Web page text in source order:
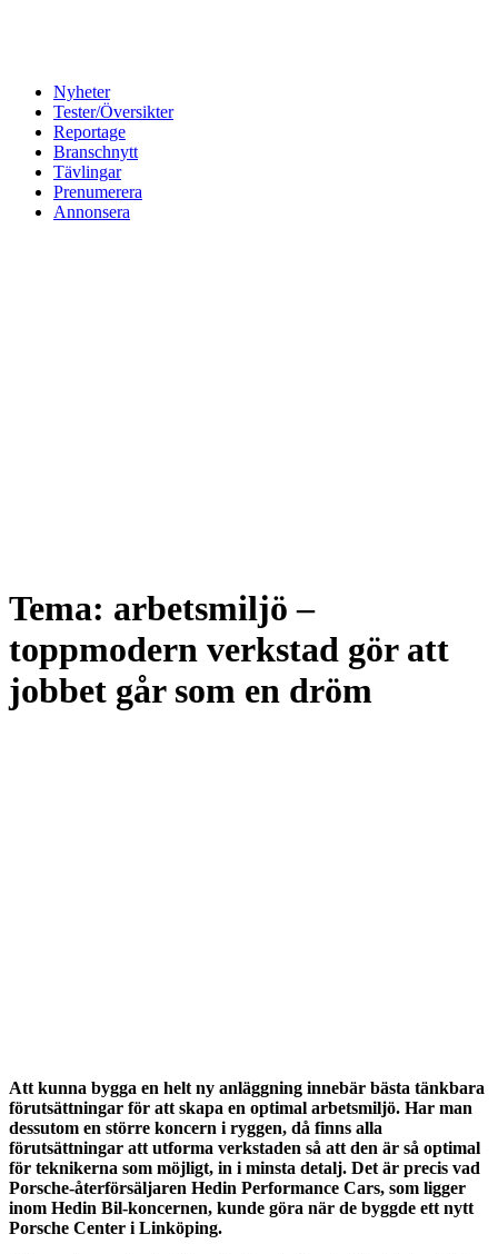
Nyheter
Tester/Översikter
Reportage
Branschnytt
Tävlingar
Prenumerera
Annonsera
Tema: arbetsmiljö –
toppmodern verkstad gör att
jobbet går som en dröm
Att kunna bygga en helt ny anläggning innebär bästa tänkbara
förutsättningar för att skapa en optimal arbetsmiljö. Har man
dessutom en större koncern i ryggen, då finns alla
förutsättningar att utforma verkstaden så att den är så optimal
för teknikerna som möjligt, in i minsta detalj. Det är precis vad
Porsche-återförsäljaren Hedin Performance Cars, som ligger
inom Hedin Bil-koncernen, kunde göra när de byggde ett nytt
Porsche Center i Linköping.